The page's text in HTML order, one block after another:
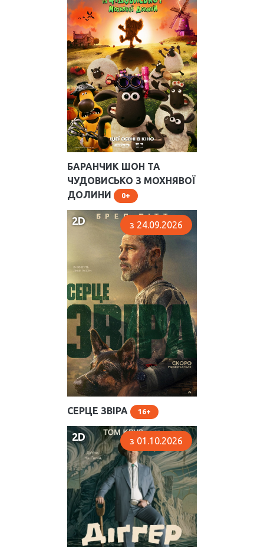
БАРАНЧИК ШОН ТА
ЧУДОВИСЬКО З МОХНЯВОЇ
ДОЛИНИ
0
2D з 24.09.2026
СЕРЦЕ ЗВІРА 16
2D з 01.10.2026